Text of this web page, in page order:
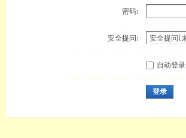
密码:
安全提问:
自动登录
登录